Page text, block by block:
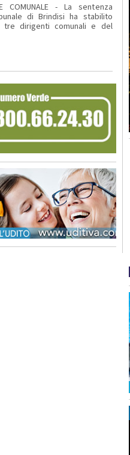
COMUNALE - La sentenza
di Brindisi ha stabilito
tre dirigenti comunali e del